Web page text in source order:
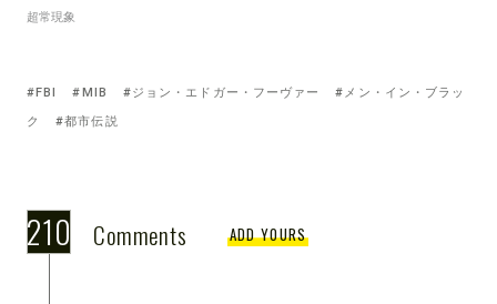
超常現象
Tagged
with:
FBI MIB ジョン・エドガー・フーヴァー
メン・イン・ブラッ
ク
都市伝説
210 Comments ADD YOURS